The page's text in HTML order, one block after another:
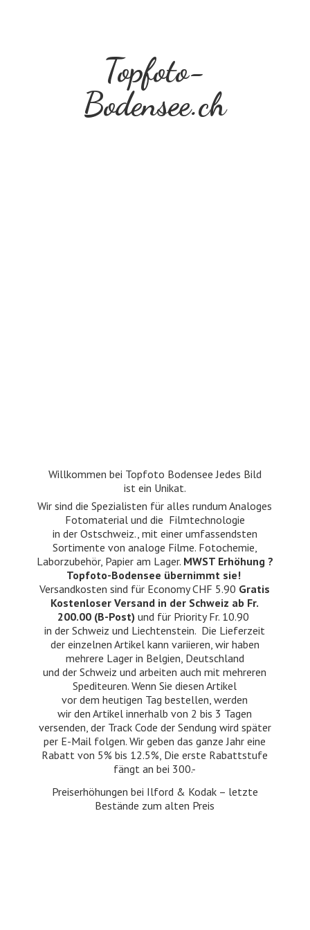
Topfoto-
Bodensee.ch
Willkommen bei Topfoto Bodensee Jedes Bild
ist ein Unikat.
Wir sind die Spezialisten für alles rundum Analoges
Fotomaterial und die Filmtechnologie
in der Ostschweiz., mit einer umfassendsten
Sortimente von analoge Filme. Fotochemie,
Laborzubehör, Papier am Lager. MWST Erhöhung ?
Topfoto-Bodensee übernimmt sie!
Versandkosten sind für Economy CHF 5.90 Gratis
Kostenloser Versand in der Schweiz ab Fr.
200.00 (B-Post) und für Priority Fr. 10.90
in der Schweiz und Liechtenstein. Die Lieferzeit
der einzelnen Artikel kann variieren, wir haben
mehrere Lager in Belgien, Deutschland
und der Schweiz und arbeiten auch mit mehreren
Spediteuren. Wenn Sie diesen Artikel
vor dem heutigen Tag bestellen, werden
wir den Artikel innerhalb von 2 bis 3 Tagen
versenden, der Track Code der Sendung wird später
per E-Mail folgen. Wir geben das ganze Jahr eine
Rabatt von 5% bis 12.5%, Die erste Rabattstufe
fängt an bei 300.-
Preiserhöhungen bei Ilford & Kodak – letzte
Bestände zumalten Preis